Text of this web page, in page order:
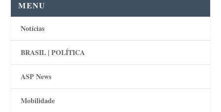
MENU
Notícias
BRASIL | POLÍTICA
ASP News
Mobilidade